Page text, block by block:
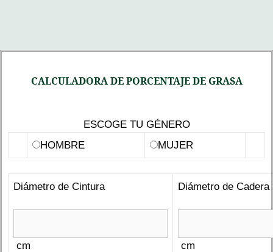
CALCULADORA DE PORCENTAJE DE GRASA
ESCOGE TU GÉNERO
HOMBRE
MUJER
Diámetro de Cintura
cm
Diámetro de Cadera
cm